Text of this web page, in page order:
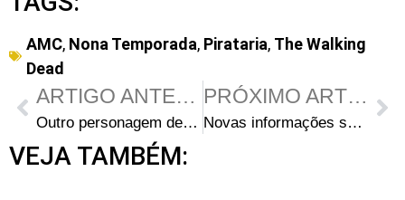
AMC, Nona Temporada, Pirataria, The Walking
Dead
ARTIGO ANTERIOR
Outro personagem de The Walking Dead vai aparecer em Fear the Walking Dead em novo crossover
PRÓXIMO ARTIGO
Novas informações sobre a trilogia de filmes de The Walking Dead e o envolvimento de Robert Kirkman
VEJA TAMBÉM: